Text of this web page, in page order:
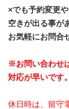
×でも予約変更
空きが出る事が
お気軽にお問合
※お問い合わせ
対応が早いです。
休日時は、留守